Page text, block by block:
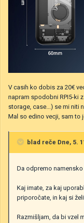
V casih ko dobis za 20€
napram spodobni RPI5-ki
storage, case...) se mi niti
Mal so edino vecji, sam to
blad reče Dne, 5.
Da odpremo
Kaj imate, za kaj
priporočate, in kaj si
Razmišljam, da bi vzel